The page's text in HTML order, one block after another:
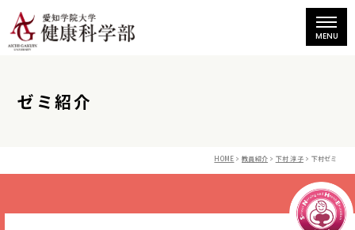
ゼミ紹介
HOME 教員紹介 下村 淳子 下村ゼミ